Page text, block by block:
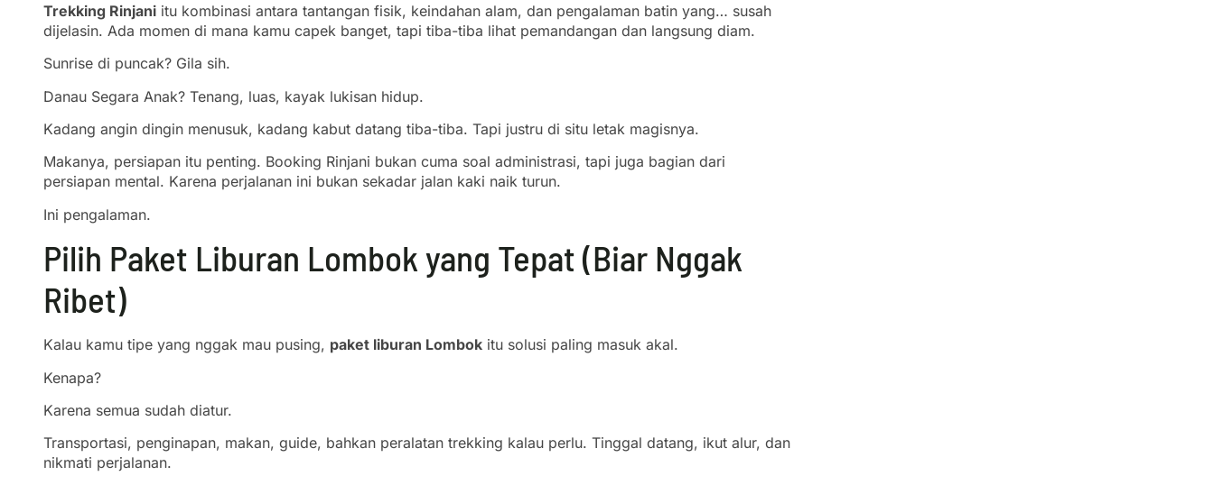
Trekking Rinjani itu kombinasi antara tantangan fisik, keindahan alam, dan pengalaman batin yang… susah
dijelasin. Ada momen di mana kamu capek banget, tapi tiba-tiba lihat pemandangan dan langsung diam.
Sunrise di puncak? Gila sih.
Danau Segara Anak? Tenang, luas, kayak lukisan hidup.
Kadang angin dingin menusuk, kadang kabut datang tiba-tiba. Tapi justru di situ letak magisnya.
Makanya, persiapan itu penting. Booking Rinjani bukan cuma soal administrasi, tapi juga bagian dari
persiapan mental. Karena perjalanan ini bukan sekadar jalan kaki naik turun.
Ini pengalaman.
Pilih Paket Liburan Lombok yang Tepat (Biar Nggak
Ribet)
Kalau kamu tipe yang nggak mau pusing, paket liburan Lombok itu solusi paling masuk akal.
Kenapa?
Karena semua sudah diatur.
Transportasi, penginapan, makan, guide, bahkan peralatan trekking kalau perlu. Tinggal datang, ikut alur, dan
nikmati perjalanan.